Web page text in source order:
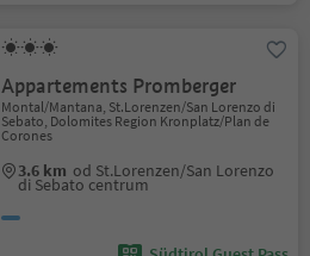
Appartements Promberger
Montal/Mantana, St.Lorenzen/San Lorenzo di
Sebato, Dolomites Region Kronplatz/Plan de
Corones
3.6 km od St.Lorenzen/San Lorenzo
di Sebato centrum